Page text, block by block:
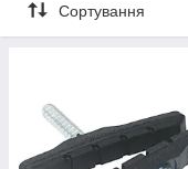
Сортування